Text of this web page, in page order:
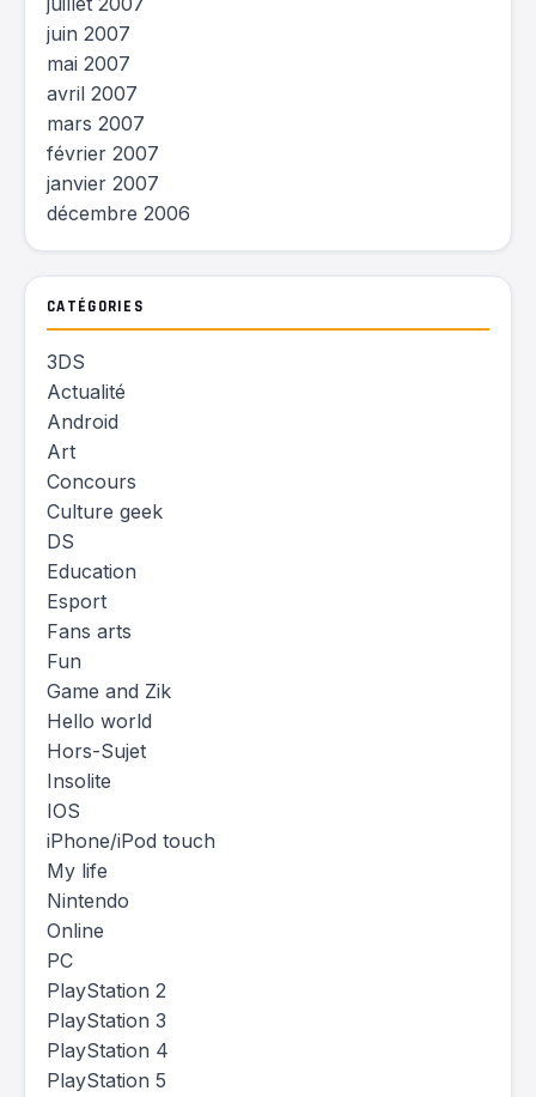
juin 2007
mai 2007
avril 2007
mars 2007
février 2007
janvier 2007
décembre 2006
CATÉGORIES
3DS
Actualité
Android
Art
Concours
Culture geek
DS
Education
Esport
Fans arts
Fun
Game and Zik
Hello world
Hors-Sujet
Insolite
IOS
iPhone/iPod touch
My life
Nintendo
Online
PC
PlayStation 2
PlayStation 3
PlayStation 4
PlayStation 5